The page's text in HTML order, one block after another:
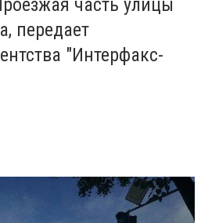
передает
"Интерфакс-